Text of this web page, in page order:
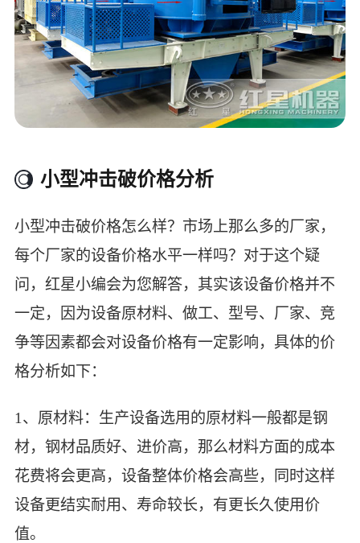
小型冲击破价格分析
小型冲击破价格怎么样？市场上那么多的厂家，
每个厂家的设备价格水平一样吗？对于这个疑
问，红星小编会为您解答，其实该设备价格并不
一定，因为设备原材料、做工、型号、厂家、竞
争等因素都会对设备价格有一定影响，具体的价
格分析如下：
1、原材料：生产设备选用的原材料一般都是钢
材，钢材品质好、进价高，那么材料方面的成本
花费将会更高，设备整体价格会高些，同时这样
设备更结实耐用、寿命较长，有更长久使用价
值。